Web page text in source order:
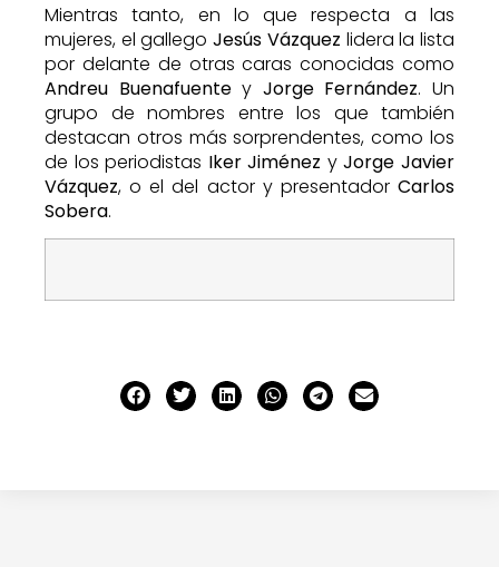
Mientras tanto, en lo que respecta a las
mujeres, el gallegoJesús Vázquez lidera la lista
por delante de otras caras conocidas como
Andreu Buenafuentey Jorge Fernández. Un
grupo de nombres entre los que también
destacan otros más sorprendentes, como los
de los periodistas Iker Jiménez yJorge Javier
Vázquez, o el del actor y presentador Carlos
Sobera.